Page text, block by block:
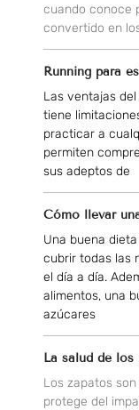
cuando conoce
convertido en
Running para
Las ventajas
tiene
practicar a
permiten
sus adeptos de
Cómo llevar
Una buena
cubrir todas las
el día a día.
alimentos, una
azúcares
La salud de
Los zapatos
protege del